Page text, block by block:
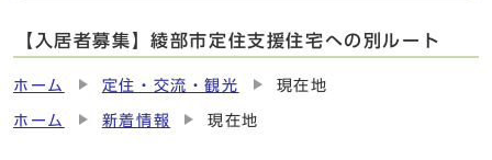
【入居者募集】綾部市定住支援住宅への別ルート
ホーム 定住・交流・観光 現在地
ホーム 新着情報 現在地